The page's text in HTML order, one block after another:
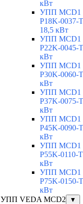
кВт
УПП MCD1
P18K-0037-
18,5 кВт
УПП MCD1
P22K-0045-
кВт
УПП MCD1
P30K-0060-
кВт
УПП MCD1
P37K-0075-
кВт
УПП MCD1
P45K-0090-
кВт
УПП MCD1
P55K-0110-
кВт
УПП MCD1
P75K-0150-
кВт
УПП VEDA MCD2
▼